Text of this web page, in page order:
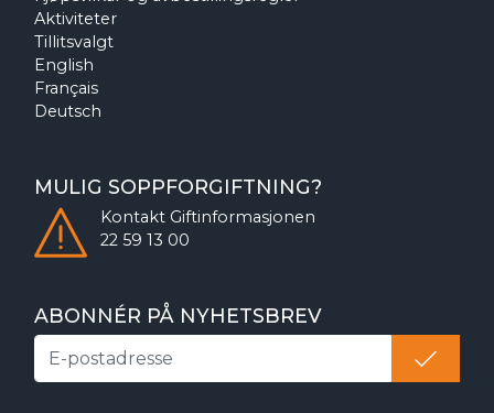
Aktiviteter
Tillitsvalgt
English
Français
Deutsch
MULIG SOPPFORGIFTNING?
Kontakt Giftinformasjonen
22 59 13 00
ABONNÉR PÅ NYHETSBREV